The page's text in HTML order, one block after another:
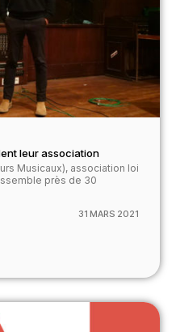
leur association
Musicaux), association loi
près de 30
31 MARS 2021